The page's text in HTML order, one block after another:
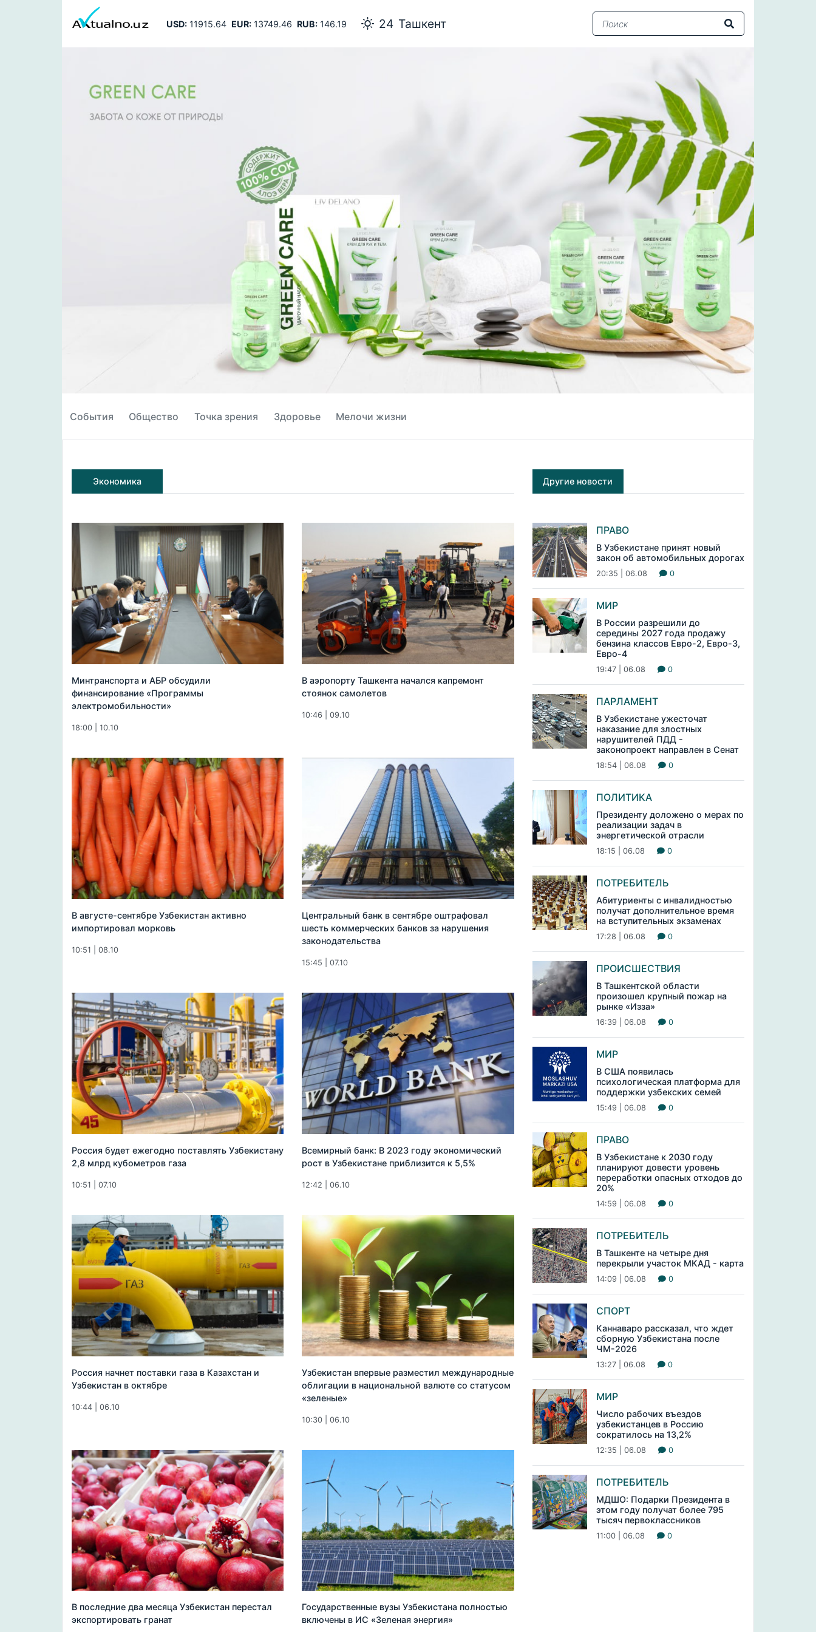
USD:11915.64 EUR:13749.46 RUB:146.19 23 Самарканд
События Общество Точка зрения Здоровье Мелочи жизни
Экономика
Минтранспорта и АБР обсудили
финансирование «Программы
электромобильности»
18:00 | 10.10
В аэропорту Ташкента начался капремонт
стоянок самолетов
10:46 | 09.10
В августе-сентябре Узбекистан активно
импортировал морковь
10:51 | 08.10
Центральный банк в сентябре оштрафовал
шесть коммерческих банков за нарушения
законодательства
15:45 | 07.10
Россия будет ежегодно поставлять Узбекистану
2,8 млрд кубометров газа
10:51 | 07.10
Всемирный банк: В 2023 году экономический
рост в Узбекистане приблизится к 5,5%
12:42 | 06.10
Россия начнет поставки газа в Казахстан и
Узбекистан в октябре
10:44 | 06.10
Узбекистан впервые разместил международные
облигации в национальной валюте со статусом
«зеленые»
10:30 | 06.10
В последние два месяца Узбекистан перестал
экспортировать гранат
Государственные вузы Узбекистана полностью
включены в ИС «Зеленая энергия»
Другие новости
ПРАВО
В Узбекистане принят новый
закон об автомобильных дорогах
20:35 | 06.08 0
МИР
В России разрешили до
середины 2027 года продажу
бензина классов Евро-2, Евро-3,
Евро-4
19:47 | 06.08 0
ПАРЛАМЕНТ
В Узбекистане ужесточат
наказание для злостных
нарушителей ПДД -
законопроект направлен в Сенат
18:54 | 06.08 0
ПОЛИТИКА
Президенту доложено о мерах по
реализации задач в
энергетической отрасли
18:15 | 06.08 0
ПОТРЕБИТЕЛЬ
Абитуриенты с инвалидностью
получат дополнительное время
на вступительных экзаменах
17:28 | 06.08 0
ПРОИСШЕСТВИЯ
В Ташкентской области
произошел крупный пожар на
рынке «Изза»
16:39 | 06.08 0
МИР
В США появилась
психологическая платформа для
поддержки узбекских семей
15:49 | 06.08 0
ПРАВО
В Узбекистане к 2030 году
планируют довести уровень
переработки опасных отходов до
20%
14:59 | 06.08 0
ПОТРЕБИТЕЛЬ
В Ташкенте на четыре дня
перекрыли участок МКАД - карта
14:09 | 06.08 0
СПОРТ
Каннаваро рассказал, что ждет
сборную Узбекистана после
ЧМ-2026
13:27 | 06.08 0
МИР
Число рабочих въездов
узбекистанцев в Россию
сократилось на 13,2%
12:35 | 06.08 0
ПОТРЕБИТЕЛЬ
МДШО: Подарки Президента в
этом году получат более 795
тысяч первоклассников
11:00 | 06.08 0